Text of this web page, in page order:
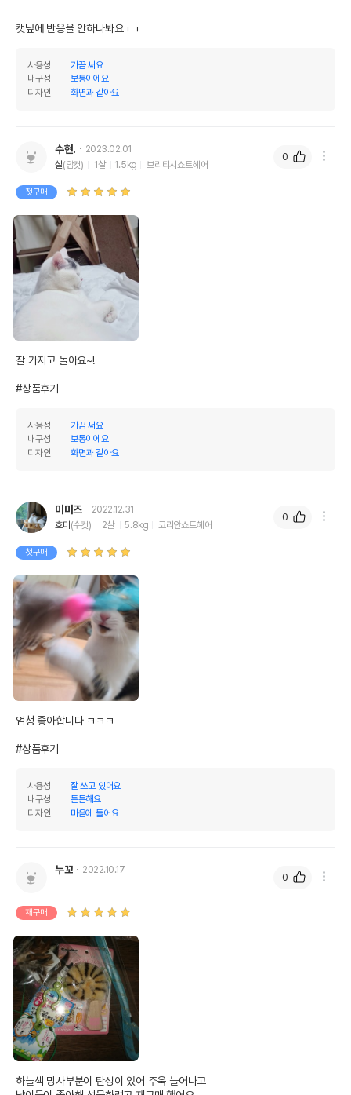
상품 필수 정보
법에 의한 인증,허가 등을
경우 그에 대한 사항
제조자,수입품의 경우
수입자를 함께 표기
전화번호
유통기한
캣닢에 반응을 안하나봐요ㅜㅜ
사용성
가끔 써요
내구성
보통이에요
디자인
화면과 같아요
수현.
2023.02.01
설(암컷) 1살 1.5kg 브리티시쇼트헤어
첫구매
잘 가지고 놀아요~!
#상품후기
사용성
가끔 써요
내구성
보통이에요
디자인
화면과 같아요
0
미미즈
2022.12.31
호미(수컷) 2살 5.8kg 코리안쇼트헤어
첫구매
엄청 좋아합니다 ㅋㅋㅋ
#상품후기
사용성
잘 쓰고 있어요
내구성
튼튼해요
디자인
마음에 들어요
0
누꼬 2022.10.17
재구매
하늘색 망사부분이 탄성이 있어 주욱 늘어나고
0